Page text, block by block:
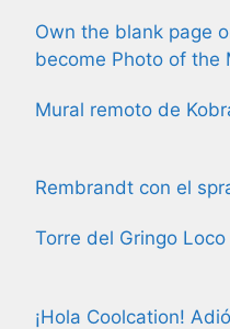
Own the blank page
become Photo of the
Mural remoto de
Rembrandt con el
Torre del Gringo Loco
¡Hola Coolcation!